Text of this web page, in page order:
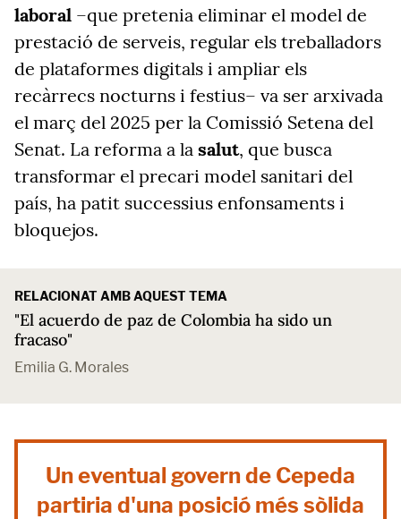
laboral –que pretenia eliminar el model de
prestació de serveis, regular els treballadors
de plataformes digitals i ampliar els
recàrrecs nocturns i festius– va ser arxivada
el març del 2025 per la Comissió Setena del
Senat. La reforma a la salut, que busca
transformar el precari model sanitari del
país, ha patit successius enfonsaments i
bloquejos.
RELACIONAT AMB AQUEST TEMA
"El acuerdo de paz de Colombia ha sido un
fracaso"
Emilia G. Morales
Un eventual govern de Cepeda
partiria d'una posició més sòlida